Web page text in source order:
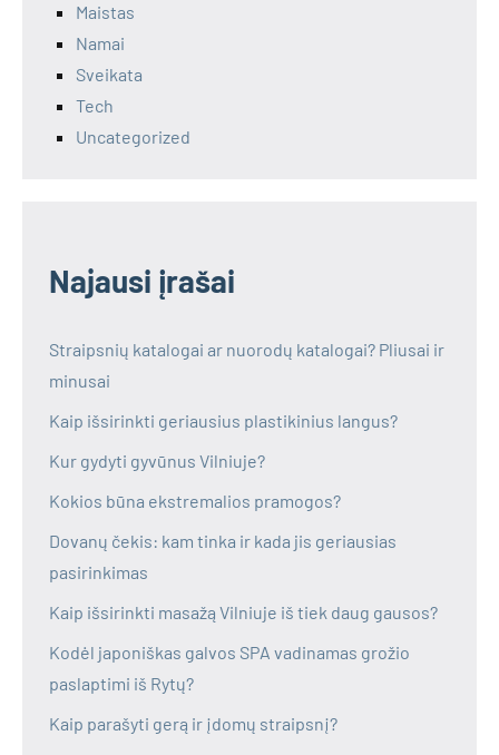
Maistas
Namai
Sveikata
Tech
Uncategorized
Najausi įrašai
Straipsnių katalogai ar nuorodų katalogai? Pliusai ir
minusai
Kaip išsirinkti geriausius plastikinius langus?
Kur gydyti gyvūnus Vilniuje?
Kokios būna ekstremalios pramogos?
Dovanų čekis: kam tinka ir kada jis geriausias
pasirinkimas
Kaip išsirinkti masažą Vilniuje iš tiek daug gausos?
Kodėl japoniškas galvos SPA vadinamas grožio
paslaptimi iš Rytų?
Kaip parašyti gerą ir įdomų straipsnį?